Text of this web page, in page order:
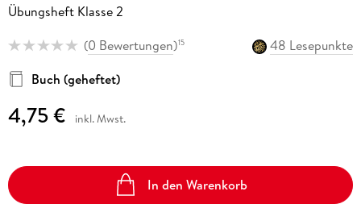
Übungsheft Klasse 2
(0 Bewertungen)15
48 Lesepunkte
Buch (geheftet)
4,75 € inkl. Mwst.
In den Warenkorb